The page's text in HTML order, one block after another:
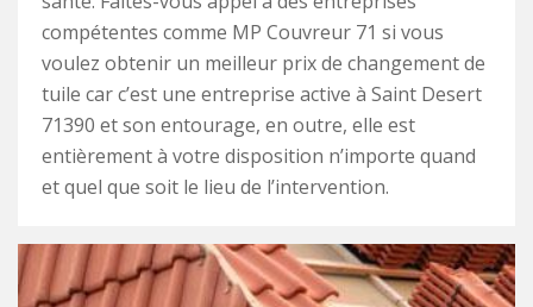
compétentes comme MP Couvreur 71 si vous
voulez obtenir un meilleur prix de changement de
tuile car c’est une entreprise active à Saint Desert
71390 et son entourage, en outre, elle est
entièrement à votre disposition n’importe quand
et quel que soit le lieu de l’intervention.